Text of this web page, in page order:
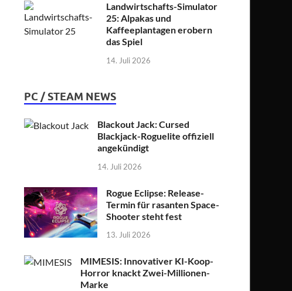
Landwirtschafts-Simulator
25: Alpakas und
Kaffeeplantagen erobern
das Spiel
14. Juli 2026
PC / STEAM NEWS
Blackout Jack: Cursed
Blackjack-Roguelite offiziell
angekündigt
14. Juli 2026
Rogue Eclipse: Release-
Termin für rasanten Space-
Shooter steht fest
13. Juli 2026
MIMESIS: Innovativer KI-Koop-
Horror knackt Zwei-Millionen-
Marke